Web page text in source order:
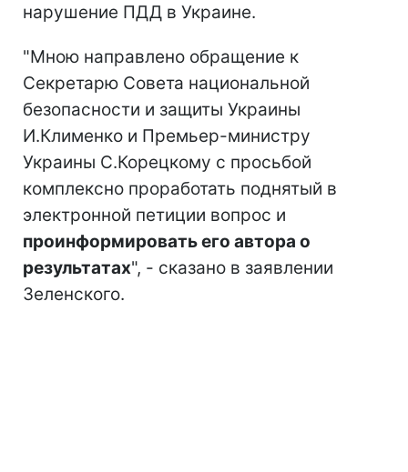
нарушение ПДД в Украине.
"Мною направлено обращение к
Секретарю Совета национальной
безопасности и защиты Украины
И.Клименко и Премьер-министру
Украины С.Корецкому с просьбой
комплексно проработать поднятый в
электронной петиции вопрос и
проинформировать его автора о
результатах", - сказано в заявлении
Зеленского.